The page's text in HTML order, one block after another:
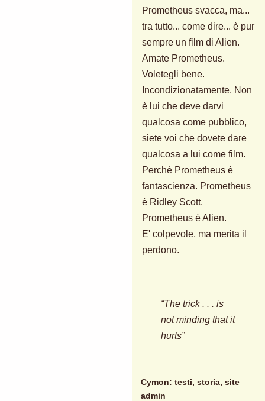
Prometheus svacca, ma...
tra tutto... come dire... è pur
sempre un film di Alien.
Amate Prometheus.
Voletegli bene.
Incondizionatamente. Non
è lui che deve darvi
qualcosa come pubblico,
siete voi che dovete dare
qualcosa a lui come film.
Perché Prometheus è
fantascienza. Prometheus
è Ridley Scott.
Prometheus è Alien.
E' colpevole, ma merita il
perdono.
“The trick . . . is
not minding that it
hurts”
Cymon: testi, storia, site
admin